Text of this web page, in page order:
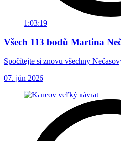
1:03:19
Všech 113 bodů Martina
Spočítejte si znovu všechny
07. jún 2026